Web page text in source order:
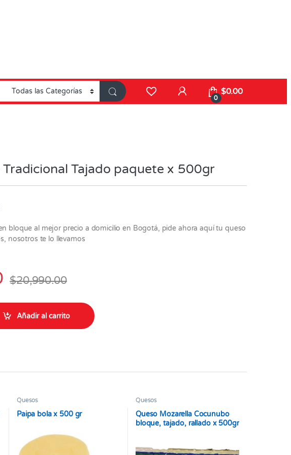
0
$0.00
Tajado paquete x 500gr
bloque al mejor precio a domicilio en Bogotá, pide ahora aquí tu queso
nosotros te lo llevamos
$20,990.00
paquete x 500gr quantity
Añadir al carrito
Quesos
Paipa bola x 500 gr
Quesos
Queso Mozarella Cocunubo
bloque, tajado, rallado x 500gr